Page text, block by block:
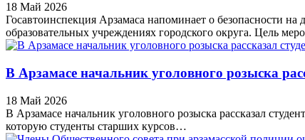
18 Май 2026
Госавтоинспекция Арзамаса напоминает о безопасности
образовательных учреждениях городского округа. Цель
В Арзамасе начальник уголовного розыска
18 Май 2026
В Арзамасе начальник уголовного розыска рассказал
которую студенты старших курсов…